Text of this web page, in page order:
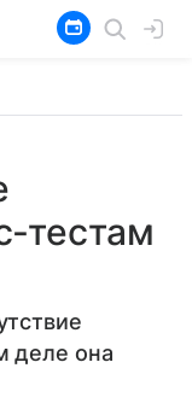
тестам
деле она